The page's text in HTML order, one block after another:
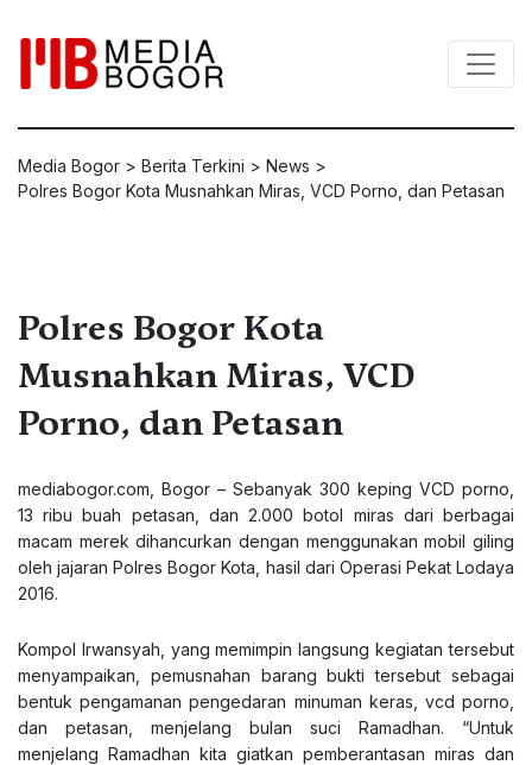
Media Bogor > Berita Terkini > News >
Polres Bogor Kota Musnahkan Miras, VCD Porno, dan Petasan
Polres Bogor Kota
Musnahkan Miras, VCD
Porno, dan Petasan
mediabogor.com , Bogor – Sebanyak 300 keping VCD porno,
13 ribu buah petasan, dan 2.000 botol miras dari berbagai
macam merek dihancurkan dengan menggunakan mobil giling
oleh jajaran Polres Bogor Kota, hasil dari Operasi Pekat Lodaya
2016.
Kompol Irwansyah, yang memimpin langsung kegiatan tersebut
menyampaikan, pemusnahan barang bukti tersebut sebagai
bentuk pengamanan pengedaran minuman keras, vcd porno,
dan petasan, menjelang bulan suci Ramadhan. “Untuk
menjelang Ramadhan kita giatkan pemberantasan miras dan